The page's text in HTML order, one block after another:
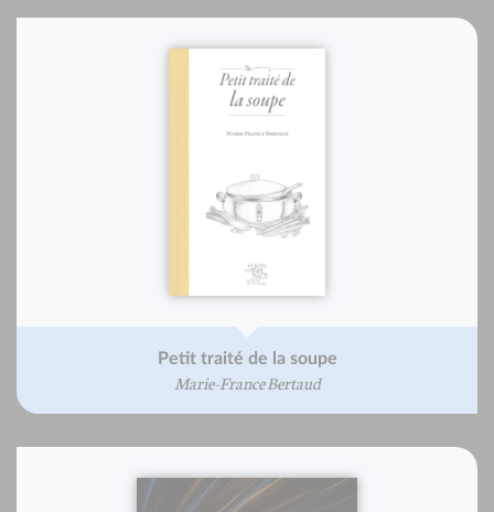
Petit traité de la soupe
Marie-France Bertaud